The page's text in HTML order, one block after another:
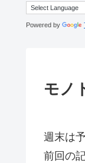
Powered by
モノ
週末は
前回の